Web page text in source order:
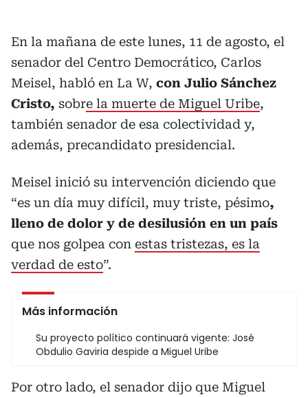
En la mañana de este lunes, 11 de agosto, el
senador del Centro Democrático, Carlos
Meisel, habló en La W, con Julio Sánchez
Cristo, sobre la muerte de Miguel Uribe,
también senador de esa colectividad y,
además, precandidato presidencial.
Meisel inició su intervención diciendo que
“es un día muy difícil, muy triste, pésimo,
lleno de dolor y de desilusión en un país
que nos golpea con estas tristezas, es la
verdad de esto”.
Más información
Su proyecto político continuará vigente: José
Obdulio Gaviria despide a Miguel Uribe
Por otro lado, el senador dijo que Miguel